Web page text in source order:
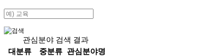
관심분야 검색 결과
대분류
중분류
관심분야명